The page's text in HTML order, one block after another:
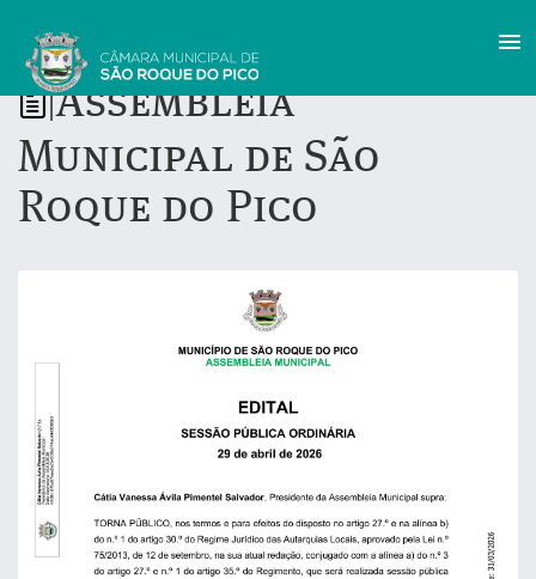
Assembleia
Municipal de São
Roque do Pico